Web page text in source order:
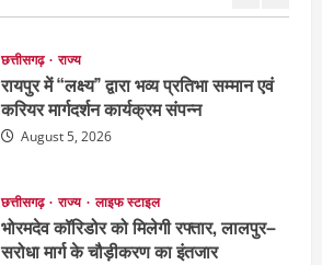
छत्तीसगढ़ राज्य
भोरमदेव कॉरिडोर को मिलेगी रफ्तार, लालपुर–
सरोधा मार्ग के चौड़ीकरण का इंतजार
August 5, 2026
छत्तीसगढ़
शंकराचार्य अविमुक्तेश्वरानंद का चातुर्मास्य ग्राम
सलधा में